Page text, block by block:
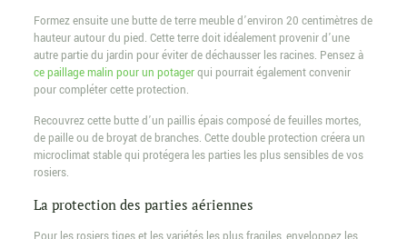
Formez ensuite une butte de terre meuble d’environ 20 centimètres de
hauteur autour du pied. Cette terre doit idéalement provenir d’une
autre partie du jardin pour éviter de déchausser les racines. Pensez à
ce paillage malin pour un potagerqui pourrait également convenir
pour compléter cette protection.
Recouvrez cette butte d’un paillis épais composé de feuilles mortes,
de paille ou de broyat de branches. Cette double protection créera un
microclimat stable qui protégera les parties les plus sensibles de vos
rosiers.
La protection des parties aériennes